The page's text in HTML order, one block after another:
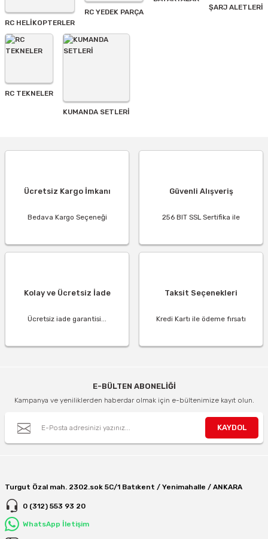
Gönder
RC HELİKOPTERLER
RC YEDEK PARÇA
ŞARJ ALETLERI
RC TEKNELER
KUMANDA SETLERİ
Ücretsiz Kargo İmkanı
Bedava Kargo Seçeneği
Güvenli Alışveriş
256 BIT SSL Sertifika ile
Kolay ve Ücretsiz İade
Ücretsiz iade garantisi...
Taksit Seçenekleri
Kredi Kartı ile ödeme fırsatı
E-BÜLTEN ABONELİĞİ
Kampanya ve yeniliklerden haberdar olmak için e-bültenimize kayıt olun.
KAYDOL
Turgut Özal mah. 2302.sok 5C/1 Batıkent / Yenimahalle / ANKARA
0 (312) 553 93 20
WhatsApp İletişim